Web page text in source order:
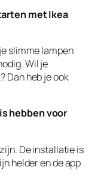
met Ikea
slimme lampen
Wil je
Dan heb je ook
hebben voor
De installatie is
helder en de app